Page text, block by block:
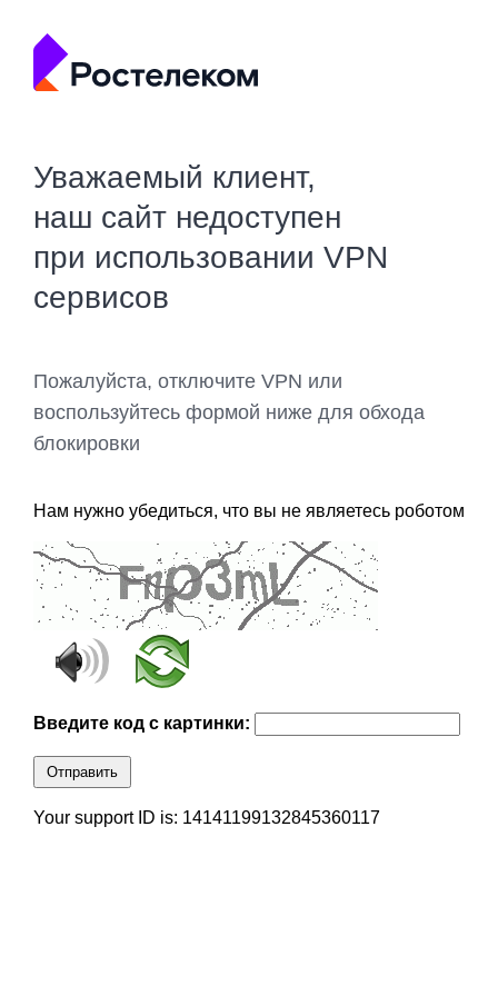
Уважаемый клиент,
наш сайт недоступен
при использовании VPN
сервисов
Пожалуйста, отключите VPN или
воспользуйтесь формой ниже для обхода
блокировки
Нам нужно убедиться, что вы не являетесь роботом
Введите код с картинки:
Отправить
Your support ID is: 14141199132845360117